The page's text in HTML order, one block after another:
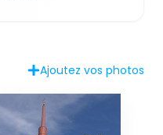
Ajoutez vos photos